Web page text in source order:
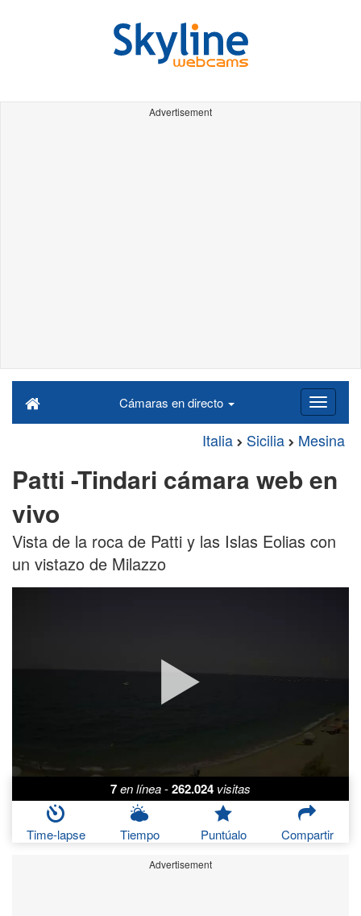
Advertisement
Cámaras en directo
Italia Sicilia Mesina
Patti -Tindari cámara web en
vivo
Vista de la roca de Patti y las Islas Eolias con
un vistazo de Milazzo
7en línea-262.024 visitas
Time-lapse Tiempo Puntúalo Compartir
Advertisement